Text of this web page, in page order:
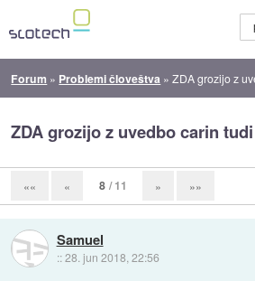
Forum » Problemi človeštva »ZDA grozijo z
ZDA grozijo z uvedbo carin
«« « 8 / 11 » »»
Samuel
::28. jun 2018, 22:56